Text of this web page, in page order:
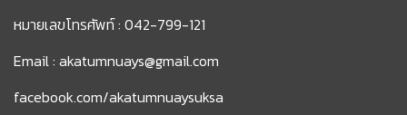
หมายเลขโทรศัพท์ : 042-799-121
Email : akatumnuays@gmail.com
facebook.com/akatumnuaysuksa